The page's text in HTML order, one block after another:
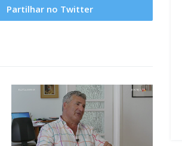
Partilhar no Twitter